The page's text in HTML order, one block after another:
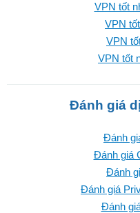
VPN tốt
VPN
VPN
VPN tốt
Đánh giá
Đánh
Đánh giá
Đánh
Đánh giá
Đánh